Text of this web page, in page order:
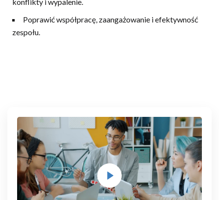
Poprawić współpracę, zaangażowanie i efektywność
zespołu.